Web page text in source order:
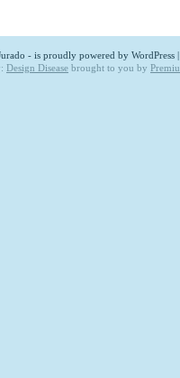
- is proudly powered by WordPress |
Design Disease brought to you by